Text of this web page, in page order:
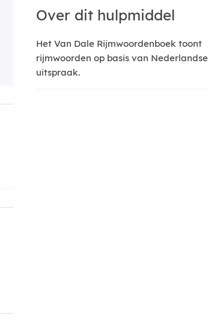
Over dit hulpmiddel
Het Van Dale Rijmwoordenboek toont
rijmwoorden op basis van Nederlandse
uitspraak.